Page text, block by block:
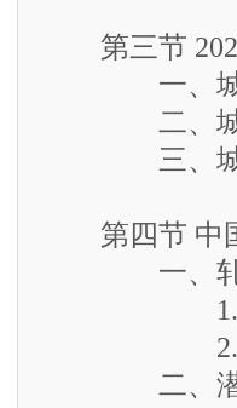
第三节 2026
一、城市
二、城市
三、城市
第四节 中国
一、轧光
1. 主要
2. 当前
二、潜在